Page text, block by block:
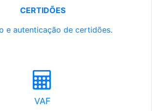
CERTIDÕES
e autenticação de certidões.
VAF